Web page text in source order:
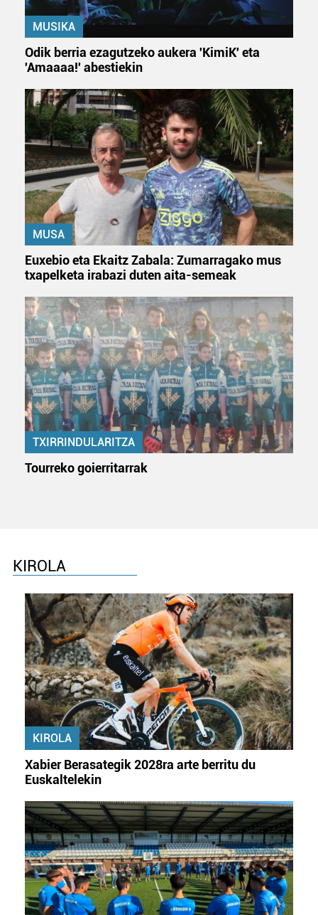
zerbitzuak hobetzeko asmoz, cookie teknologiaz
baliatzen gara. Ohar hau onartuz gero, teknologia hori
erabiltzeko baimen esplizitua ematen diguzu.
irakurri
MUSIKA
Odik berria ezagutzeko aukera 'KimiK' eta
'Amaaaa!' abestiekin
MUSA
Euxebio eta Ekaitz Zabala: Zumarragako mus
txapelketa irabazi duten aita-semeak
TXIRRINDULARITZA
Tourreko goierritarrak
KIROLA
KIROLA
Xabier Berasategik 2028ra arte berritu du
Euskaltelekin